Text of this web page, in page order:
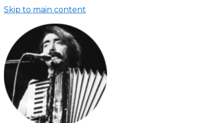
Skip to main content